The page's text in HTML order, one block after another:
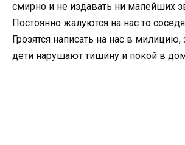
смирно и не издавать ни малейших
Постоянно жалуются на нас то
Грозятся написать на нас в милицию,
дети нарушают тишину и покой в